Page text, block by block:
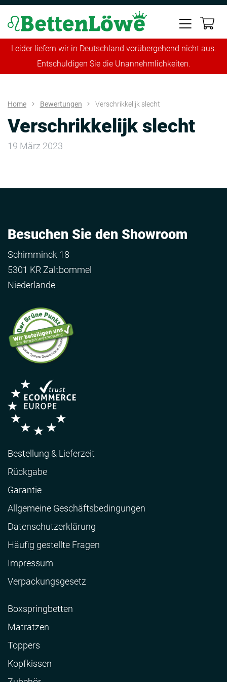
Leider liefern wir in Deutschland vorübergehend nicht aus.
Entschuldigen Sie die Unannehmlichkeiten.
Home Bewertungen Verschrikkelijk slecht
Verschrikkelijk slecht
19 März 2023
Besuchen Sie den Showroom
Schimminck 18
5301 KR Zaltbommel
Niederlande
Bestellung & Lieferzeit
Rückgabe
Garantie
Allgemeine Geschäftsbedingungen
Datenschutzerklärung
Häufig gestellte Fragen
Impressum
Verpackungsgesetz
Boxspringbetten
Matratzen
Toppers
Kopfkissen